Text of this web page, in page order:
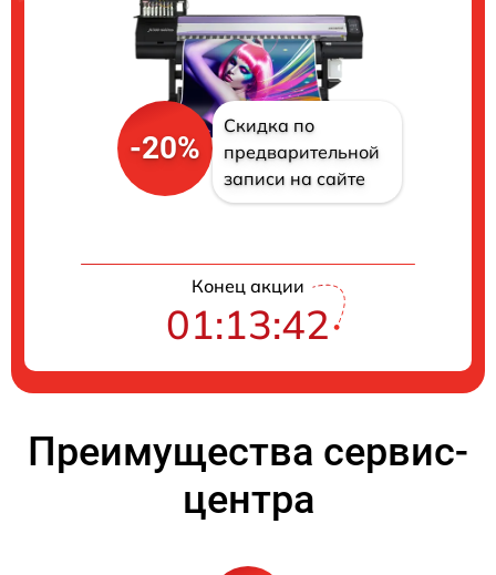
-20%
Скидка по
предварительной
записи на сайте
Конец акции
01:13:41
Преимущества сервис-
центра